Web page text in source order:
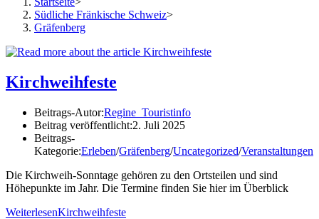
Südliche Fränkische Schweiz>
Gräfenberg
Kirchweihfeste
Beitrags-Autor:Regine_Touristinfo
Beitrag veröffentlicht:2. Juli 2025
Beitrags-
Kategorie:Erleben/Gräfenberg/Uncategorized/Veranstaltungen
Die Kirchweih-Sonntage gehören zu den Ortsteilen und sind
Höhepunkte im Jahr. Die Termine finden Sie hier im Überblick
WeiterlesenKirchweihfeste